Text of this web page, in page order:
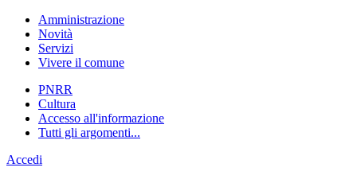
Amministrazione
Novità
Servizi
Vivere il comune
PNRR
Cultura
Accesso all'informazione
Tutti gli argomenti...
Accedi